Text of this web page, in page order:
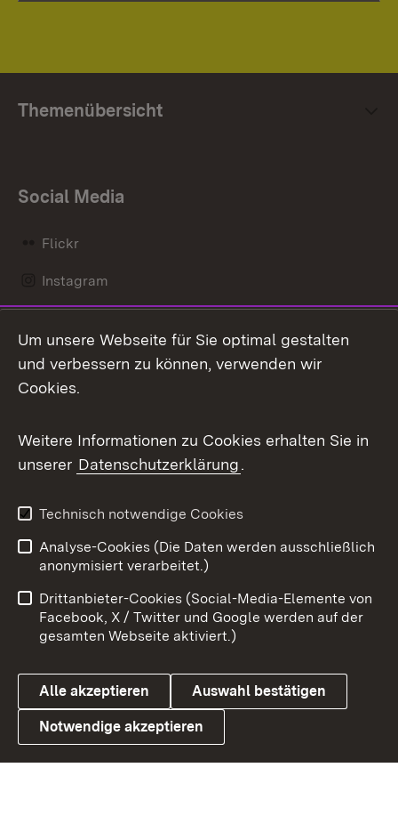
Themenübersicht
Social Media
Flickr
Instagram
Mastodon
Messenger
Social Wall
X / Twitter
Youtube
Link zum Landesportal
Benutzungshinweise
Barrierefreiheit
Datenschutz
Cookies
Um unsere Webseite für Sie optimal gestalten
und verbessern zu können, verwenden wir
Cookies.
Weitere Informationen zu Cookies erhalten Sie in
unserer Datenschutzerklärung.
Technisch notwendige Cookies
Analyse-Cookies (Die Daten werden ausschließlich
anonymisiert verarbeitet.)
Drittanbieter-Cookies (Social-Media-Elemente von
Facebook, X / Twitter und Google werden auf der
gesamten Webseite aktiviert.)
Alle akzeptieren Auswahl bestätigen
Notwendige akzeptieren